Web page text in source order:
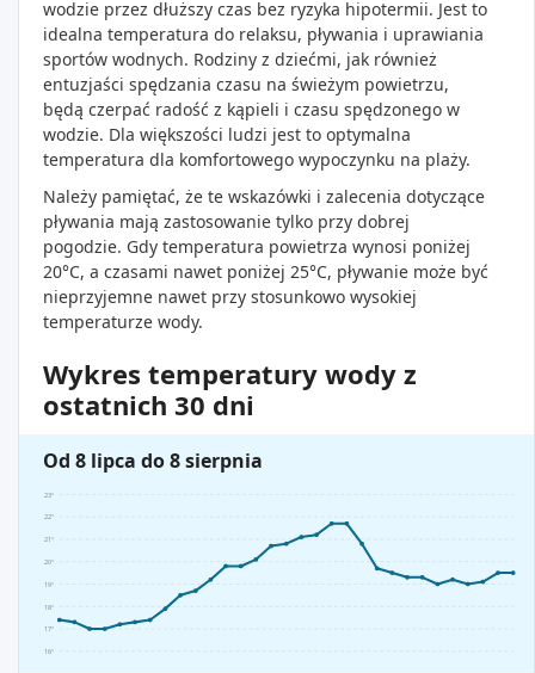
wodzie przez dłuższy czas bez ryzyka hipotermii. Jest to
idealna temperatura do relaksu, pływania i uprawiania
sportów wodnych. Rodziny z dziećmi, jak również
entuzjaści spędzania czasu na świeżym powietrzu,
będą czerpać radość z kąpieli i czasu spędzonego w
wodzie. Dla większości ludzi jest to optymalna
temperatura dla komfortowego wypoczynku na plaży.
Należy pamiętać, że te wskazówki i zalecenia dotyczące
pływania mają zastosowanie tylko przy dobrej
pogodzie. Gdy temperatura powietrza wynosi poniżej
20°C, a czasami nawet poniżej 25°C, pływanie może być
nieprzyjemne nawet przy stosunkowo wysokiej
temperaturze wody.
Wykres temperatury wody z
ostatnich 30 dni
Od 8 lipca do 8 sierpnia
16°
17°
18°
19°
20°
21°
22°
23°